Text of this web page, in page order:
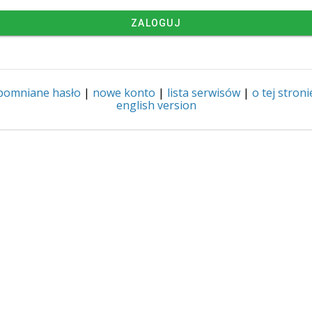
ZALOGUJ
hasło | nowe konto | lista serwisów | o tej
english version